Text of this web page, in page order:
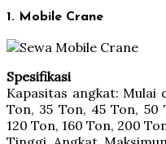
1. Mobile Crane
Spesifikasi
Kapasitas angkat: Mulai
Ton, 35 Ton, 45 Ton, 50
120 Ton, 160 Ton, 200